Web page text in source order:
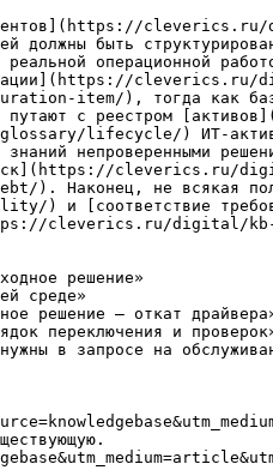
быть
операционной
item/), тогда как база
её путают с реестром
lifecycle/) ИТ-
непроверенными
cleverics.ru/
не всякая
) и [соответствие
cleverics.ru/digital/
решение»
среде»
решение — откат
переключения и
в запросе на